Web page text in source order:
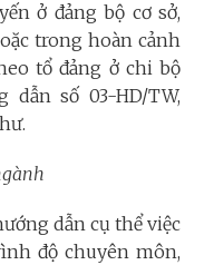
ở đảng bộ cơ sở,
trong hoàn cảnh
tổ đảng ở chi bộ
dẫn số 03-HD/TW,
dẫn cụ thể việc
độ chuyên môn,